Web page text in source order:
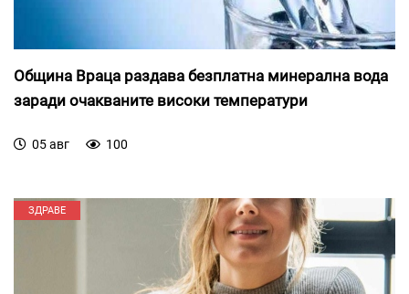
Община Враца раздава безплатна минерална вода
заради очакваните високи температури
05 авг 100
ЗДРАВЕ